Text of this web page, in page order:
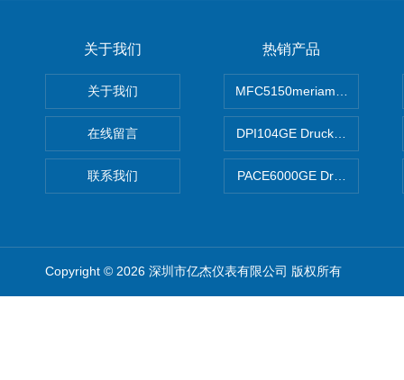
关于我们
关于我们
在线留言
联系我们
热销产品
MFC5150meriam智能手操器
DPI104GE Druck德鲁克
PACE6000GE Druck德鲁克
Copyright © 2026 深圳市亿杰仪表有限公司 版权所有